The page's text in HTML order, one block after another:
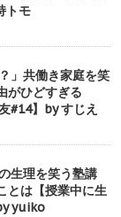
トモ
」共働き家庭を笑
がひどすぎる
#14】by すじえ
生理を笑う塾講
とは【授業中に生
yuiko